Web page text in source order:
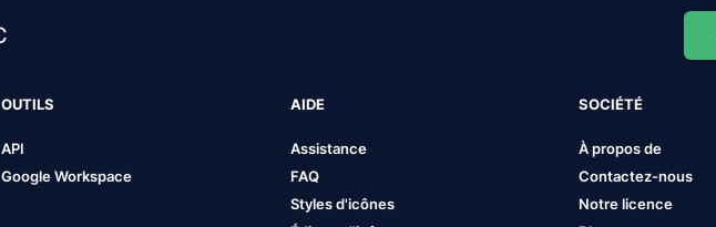
OUTILS
API
Google Workspace
AIDE
Assistance
FAQ
Styles d'icônes
SOCIÉTÉ
À propos de
Contactez-nous
Notre licence